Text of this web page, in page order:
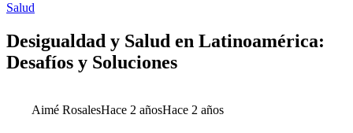
Salud
Desigualdad y Salud en Latinoamérica:
Desafíos y Soluciones
Aimé RosalesHace 2 añosHace 2 años